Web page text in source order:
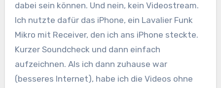
dabei sein können. Und nein, kein Videostream.
Ich nutzte dafür das iPhone, ein Lavalier Funk
Mikro mit Receiver, den ich ans iPhone steckte.
Kurzer Soundcheck und dann einfach
aufzeichnen. Als ich dann zuhause war
(besseres Internet), habe ich die Videos ohne